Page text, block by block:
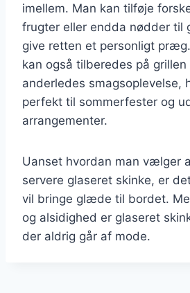
imellem. Man kan tilføje
frugter eller endda nødder til
give retten et personligt
kan også tilberedes på grillen
anderledes smagsoplevelse,
perfekt til sommerfester og
arrangementer.
Uanset hvordan man vælger
servere glaseret skinke, er
vil bringe glæde til bordet.
og alsidighed er glaseret
der aldrig går af mode.